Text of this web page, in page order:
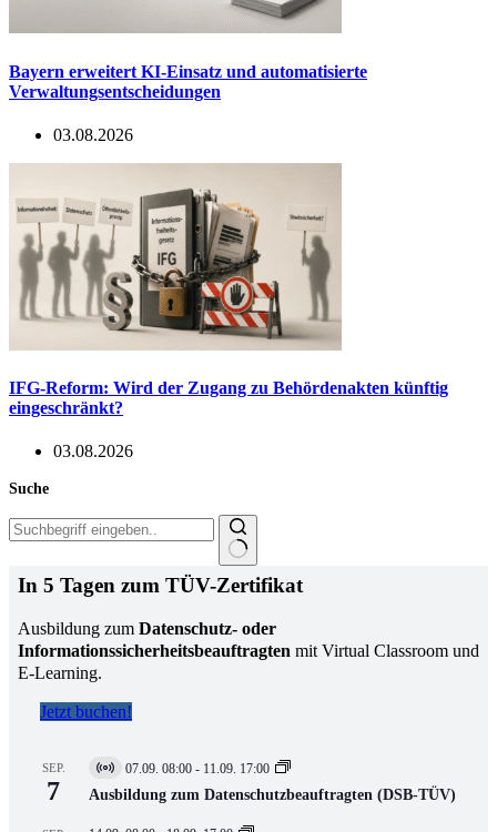
Bayern erweitert KI-Einsatz und automatisierte
Verwaltungsentscheidungen
03.08.2026
IFG-Reform: Wird der Zugang zu Behördenakten künftig
eingeschränkt?
03.08.2026
Suche
Keine
Ergebnisse
In 5 Tagen zum TÜV-Zertifikat
Ausbildung zum Datenschutz- oder
Informationssicherheitsbeauftragten mit Virtual Classroom und
E-Learning.
Jetzt buchen!
SEP.
7
Virtuell
Veranstaltung
07.09. 08:00 - 11.09. 17:00
Ausbildung zum Datenschutzbeauftragten (DSB-TÜV)